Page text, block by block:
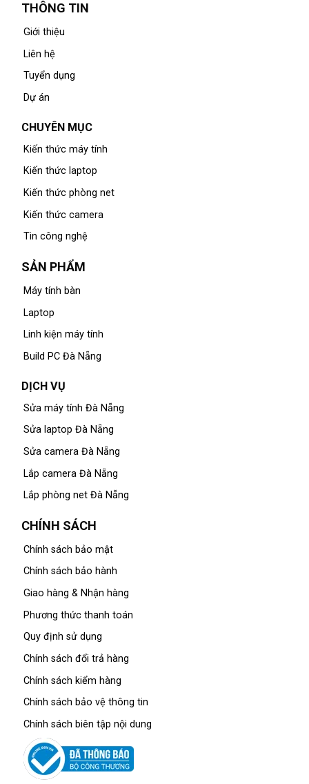
THÔNG TIN
Giới thiệu
Liên hệ
Tuyển dụng
Dự án
CHUYÊN MỤC
Kiến thức máy tính
Kiến thức laptop
Kiến thức phòng net
Kiến thức camera
Tin công nghệ
SẢN PHẨM
Máy tính bàn
Laptop
Linh kiện máy tính
Build PC Đà Nẵng
DỊCH VỤ
Sửa máy tính Đà Nẵng
Sửa laptop Đà Nẵng
Sửa camera Đà Nẵng
Lắp camera Đà Nẵng
Lắp phòng net Đà Nẵng
CHÍNH SÁCH
Chính sách bảo mật
Chính sách bảo hành
Giao hàng & Nhận hàng
Phương thức thanh toán
Quy định sử dụng
Chính sách đổi trả hàng
Chính sách kiểm hàng
Chính sách bảo vệ thông tin
Chính sách biên tập nội dung